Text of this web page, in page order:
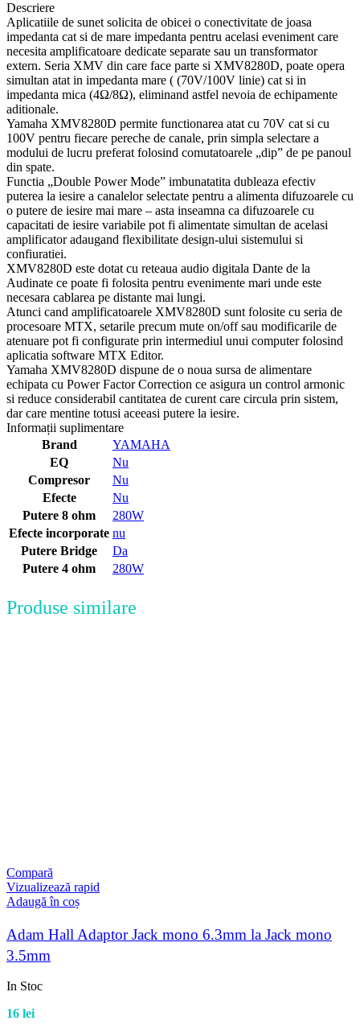
Descriere
Aplicatiile de sunet solicita de obicei o conectivitate de joasa
impedanta cat si de mare impedanta pentru acelasi eveniment care
necesita amplificatoare dedicate separate sau un transformator
extern. Seria XMV din care face parte si XMV8280D, poate opera
simultan atat in impedanta mare ( (70V/100V linie) cat si in
impedanta mica (4Ω/8Ω), eliminand astfel nevoia de echipamente
aditionale.
Yamaha XMV8280D permite functionarea atat cu 70V cat si cu
100V pentru fiecare pereche de canale, prin simpla selectare a
modului de lucru preferat folosind comutatoarele „dip” de pe panoul
din spate.
Functia „Double Power Mode” imbunatatita dubleaza efectiv
puterea la iesire a canalelor selectate pentru a alimenta difuzoarele cu
o putere de iesire mai mare – asta inseamna ca difuzoarele cu
capacitati de iesire variabile pot fi alimentate simultan de acelasi
amplificator adaugand flexibilitate design-ului sistemului si
confiuratiei.
XMV8280D este dotat cu reteaua audio digitala Dante de la
Audinate ce poate fi folosita pentru evenimente mari unde este
necesara cablarea pe distante mai lungi.
Atunci cand amplificatoarele XMV8280D sunt folosite cu seria de
procesoare MTX, setarile precum mute on/off sau modificarile de
atenuare pot fi configurate prin intermediul unui computer folosind
aplicatia software MTX Editor.
Yamaha XMV8280D dispune de o noua sursa de alimentare
echipata cu Power Factor Correction ce asigura un control armonic
si reduce considerabil cantitatea de curent care circula prin sistem,
dar care mentine totusi aceeasi putere la iesire.
Informații suplimentare
Brand
YAMAHA
EQ
Nu
Compresor
Nu
Efecte
Nu
Putere 8 ohm
280W
Efecte incorporate nu
Putere Bridge
Da
Putere 4 ohm
280W
Produse similare
Compară
Vizualizează rapid
Adaugă în coș
Adam Hall Adaptor Jack mono 6.3mm la Jack mono
3.5mm
In Stoc
16 lei